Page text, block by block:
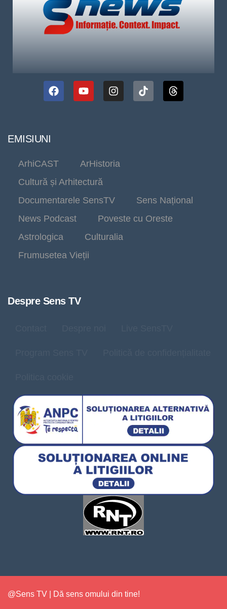
EMISIUNI
ArhiCAST
ArHistoria
Cultură și Arhitectură
Documentarele SensTV
Sens Național
News Podcast
Poveste cu Oreste
Astrologica
Culturalia
Frumusetea Vieții
Despre Sens TV
@Sens TV | Dă sens omului din tine!